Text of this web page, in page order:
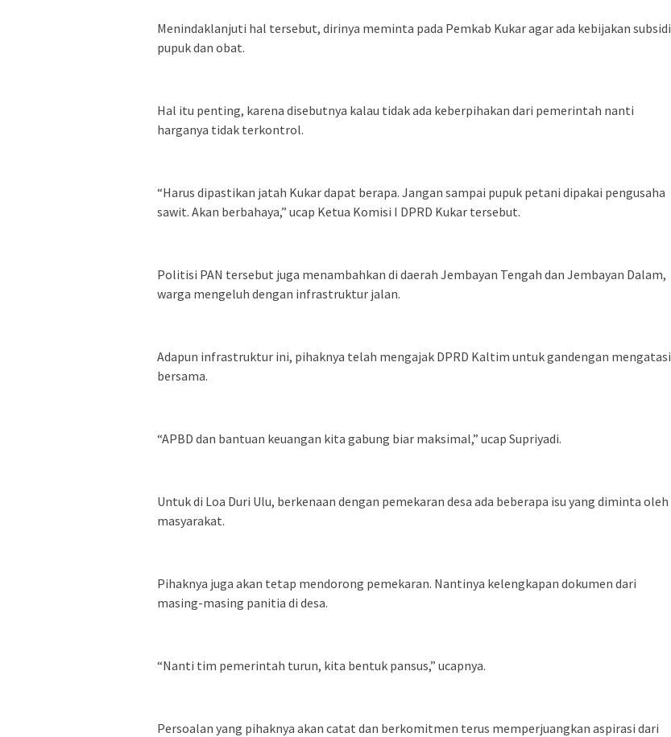
Menindaklanjuti hal tersebut, dirinya meminta pada Pemkab Kukar agar ada kebijakan subsidi
pupuk dan obat.
Hal itu penting, karena disebutnya kalau tidak ada keberpihakan dari pemerintah nanti
harganya tidak terkontrol.
“Harus dipastikan jatah Kukar dapat berapa. Jangan sampai pupuk petani dipakai pengusaha
sawit. Akan berbahaya,” ucap Ketua Komisi I DPRD Kukar tersebut.
Politisi PAN tersebut juga menambahkan di daerah Jembayan Tengah dan Jembayan Dalam,
warga mengeluh dengan infrastruktur jalan.
Adapun infrastruktur ini, pihaknya telah mengajak DPRD Kaltim untuk gandengan mengatasi
bersama.
“APBD dan bantuan keuangan kita gabung biar maksimal,” ucap Supriyadi.
Untuk di Loa Duri Ulu, berkenaan dengan pemekaran desa ada beberapa isu yang diminta oleh
masyarakat.
Pihaknya juga akan tetap mendorong pemekaran. Nantinya kelengkapan dokumen dari
masing-masing panitia di desa.
“Nanti tim pemerintah turun, kita bentuk pansus,” ucapnya.
Persoalan yang pihaknya akan catat dan berkomitmen terus memperjuangkan aspirasi dari